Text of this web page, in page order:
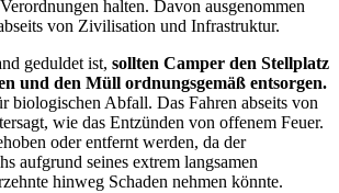
halten. Davon ausgenommen
von Zivilisation und Infrastruktur.
geduldet ist, sollten Camper den Stellplatz
und den Müll ordnungsgemäß entsorgen.
biologischen Abfall. Das Fahren abseits von
wie das Entzünden von offenem Feuer.
oder entfernt werden, da der
aufgrund seines extrem langsamen
hinweg Schaden nehmen könnte.